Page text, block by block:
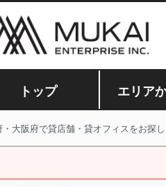
トップ エリア
・大阪府で貸店舗・貸オフィスをお探